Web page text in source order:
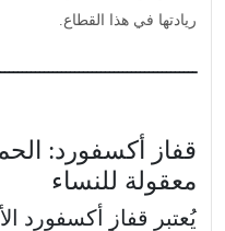
ريادتها في هذا القطاع.
قفاز أكسفورد:
معقولة للنساء